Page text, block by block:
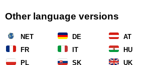
それをオンにして
ます。
Other language versions
NET DE AT
FR
IT HU
PL
SK UK